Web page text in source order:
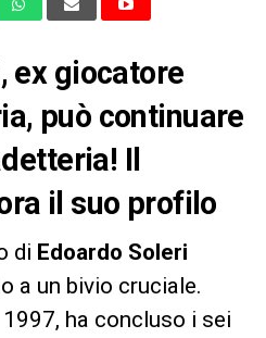
ex giocatore
può continuare
Il
il suo profilo
di Edoardo Soleri
a un bivio cruciale.
ha concluso i sei